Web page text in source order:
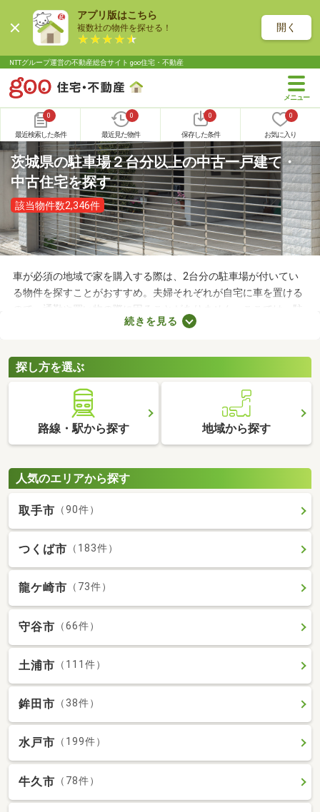
アプリ版はこちら
複数社の物件を探せる！ 開く
NTTグループ運営の不動産総合サイト goo住宅・不動産
0
最近検索した条件
0
最近見た物件
0
保存した条件
0
お気に入り
茨城県の駐車場２台分以上の中古一戸建て・
中古住宅を探す
該当物件数2,346件
車が必須の地域で家を購入する際は、2台分の駐車場が付いてい
る物件を探すことがおすすめ。夫婦それぞれが自宅に車を置ける
ので、通勤や買い物の際に困ることがありません。ここでは、駐
車場2台分以上を備えている中古の一戸建てを紹介します。物件
トをチェックしましょう。
続きを見る
探し方を選ぶ
路線・駅から探す 地域から探す
人気のエリアから探す
取手市 （90件）
つくば市 （183件）
龍ケ崎市 （73件）
守谷市 （66件）
土浦市 （111件）
鉾田市 （38件）
水戸市 （199件）
牛久市 （78件）